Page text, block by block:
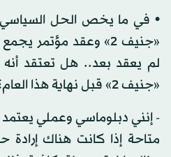
• في ما يخص الحل
«جنيف 2» وعقد مؤتمر
لم يعقد بعد.. هل تعتقد
«جنيف 2» قبل نهاية هذا العام؟
- إنني دبلوماسي وعملي يعتمد
متاحة إذا كانت هناك إرادة